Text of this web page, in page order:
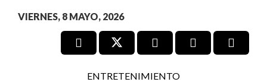
VIERNES, 8 MAYO, 2026
ENTRETENIMIENTO